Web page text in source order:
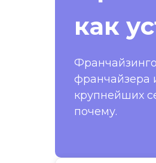
как
франчайзера
крупнейших
почему.